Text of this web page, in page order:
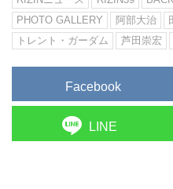
PHOTO GALLERY
阿部大治
トレント・ガーダム
芦田崇宏
Facebook
LINE